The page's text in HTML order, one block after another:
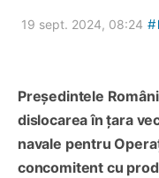
19 sept. 2024, 08:24 #
Președintele
dislocarea în țara
navale pentru
concomitent cu